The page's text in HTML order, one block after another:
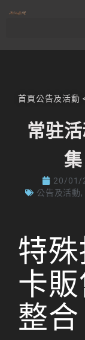
首頁公告及活動
常驻
集
20/01/
公告及活動,
特殊
卡販
整合